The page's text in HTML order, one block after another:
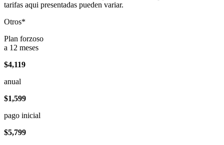
tarifas aqui presentadas pueden variar.
Otros*
Plan forzoso
a 12 meses
$4,119
anual
$1,599
pago inicial
$5,799